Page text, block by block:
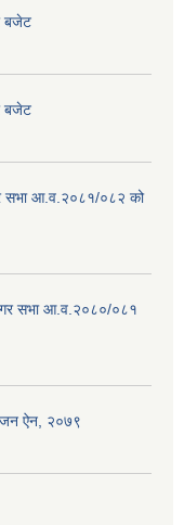
बजेट
बजेट
सभा आ.व.२०८१/०८२ को
सभा आ.व.२०८०/०८१
ऐन, २०७९